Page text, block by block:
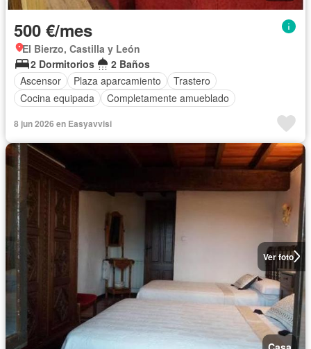
500 €/mes
El Bierzo, Castilla y León
2 Dormitorios
2 Baños
Ascensor
Plaza aparcamiento
Trastero
Cocina equipada
Completamente amueblado
8 jun 2026 en Easyavvisi
Ver foto